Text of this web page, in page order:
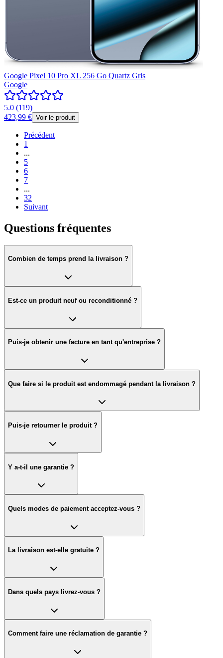
Google Pixel 10 Pro XL 256 Go Quartz Gris
Google
5.0 (119)
423,99 € Voir le produit
Précédent
1
...
5
6
7
...
32
Suivant
Questions fréquentes
Combien de temps prend la livraison ?
Est-ce un produit neuf ou reconditionné ?
Puis-je obtenir une facture en tant qu'entreprise ?
Que faire si le produit est endommagé pendant la livraison ?
Puis-je retourner le produit ?
Y a-t-il une garantie ?
Quels modes de paiement acceptez-vous ?
La livraison est-elle gratuite ?
Dans quels pays livrez-vous ?
Comment faire une réclamation de garantie ?